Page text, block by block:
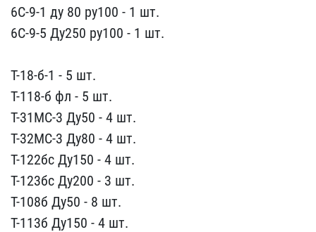
6С-9-1 ду ​80 ру100 - 1 шт.
6С-9-5 ​Ду250 ру100 - 1 шт.
Т-1​8-б-1 - 5 шт.
Т-118-б фл​ - 5 шт.
Т-31МС-3 Ду50 -​ 4 шт.
Т-32МС-3 Ду80 - 4​ шт.
Т-122бс Ду150 - 4 ш​т.
Т-123бс Ду200 - 3 шт.​
Т-108б Ду50 - 8 шт.
Т-1​13б Ду150 - 4 шт.